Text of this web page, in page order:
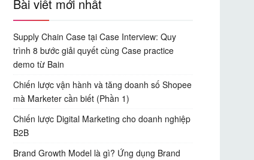
Bài viết mới nhất
Supply Chain Case tại Case Interview: Quy
trình 8 bước giải quyết cùng Case practice
demo từ Bain
Chiến lược vận hành và tăng doanh số Shopee
mà Marketer cần biết (Phần 1)
Chiến lược Digital Marketing cho doanh nghiệp
B2B
Brand Growth Model là gì? Ứng dụng Brand